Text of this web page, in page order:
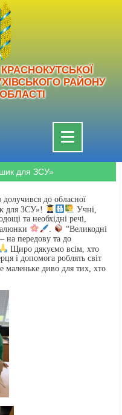
РАЙОНУ
Toggle
navigation
для ЗСУ»
долучився до обласної
для ЗСУ»!
Учні,
та необхідні речі,
“Великодні
на передову та до
Щиро дякуємо всім, хто
і допомога роблять світ
маленьке диво для тих, хто